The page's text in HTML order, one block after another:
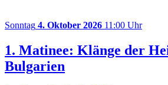
Sonntag 4. Oktober 2026 11:00 Uhr
1. Matinee: Klänge der
Bulgarien